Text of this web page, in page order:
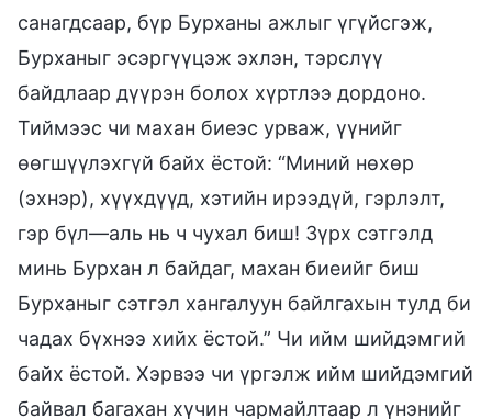
санагдсаар, бүр Бурханы ажлыг үгүйсгэж,
Бурханыг эсэргүүцэж эхлэн, тэрслүү
байдлаар дүүрэн болох хүртлээ дордоно.
Тиймээс чи махан биеэс урваж, үүнийг
өөгшүүлэхгүй байх ёстой: “Миний нөхөр
(эхнэр), хүүхдүүд, хэтийн ирээдүй, гэрлэлт,
гэр бүл—аль нь ч чухал биш! Зүрх сэтгэлд
минь Бурхан л байдаг, махан биеийг биш
Бурханыг сэтгэл хангалуун байлгахын тулд би
чадах бүхнээ хийх ёстой.” Чи ийм шийдэмгий
байх ёстой. Хэрвээ чи үргэлж ийм шийдэмгий
байвал багахан хүчин чармайлтаар л үнэнийг